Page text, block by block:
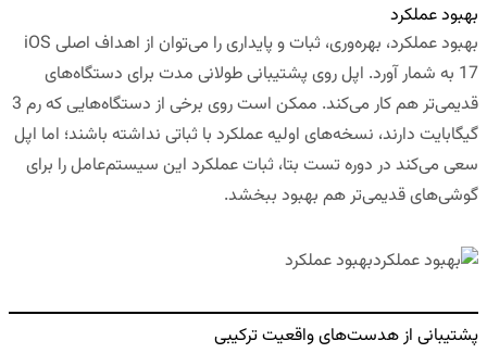
بهبود عملکرد
بهبود عملکرد، بهره‌وری، ثبات و پایداری را می‌توان از اهداف اصلی iOS
17 به شمار آورد. اپل روی پشتیبانی طولانی مدت برای دستگاه‌های
قدیمی‌تر هم کار می‌کند. ممکن است روی برخی از دستگاه‌هایی که رم 3
گیگابایت دارند، نسخه‌های اولیه عملکرد با ثباتی نداشته باشند؛ اما اپل
سعی می‌کند در دوره تست بتا، ثبات عملکرد این سیستم‌عامل را برای
گوشی‌های قدیمی‌تر هم بهبود ببخشد.
بهبود عملکرد
پشتیبانی از هدست‌های واقعیت ترکیبی